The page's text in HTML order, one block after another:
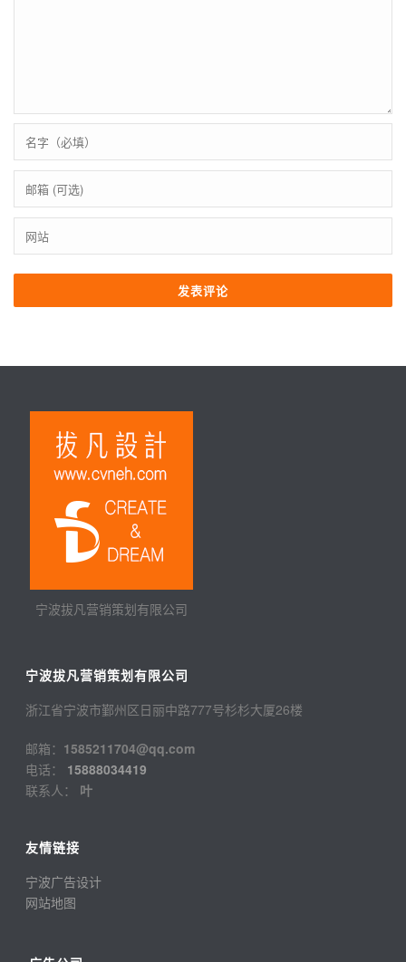
宁波拔凡营销策划有限公司
宁波拔凡营销策划有限公司
浙江省宁波市鄞州区日丽中路777号杉杉大厦26楼
邮箱： 1585211704@qq.com
电话：
15888034419
联系人： 叶
友情链接
宁波广告设计
网站地图